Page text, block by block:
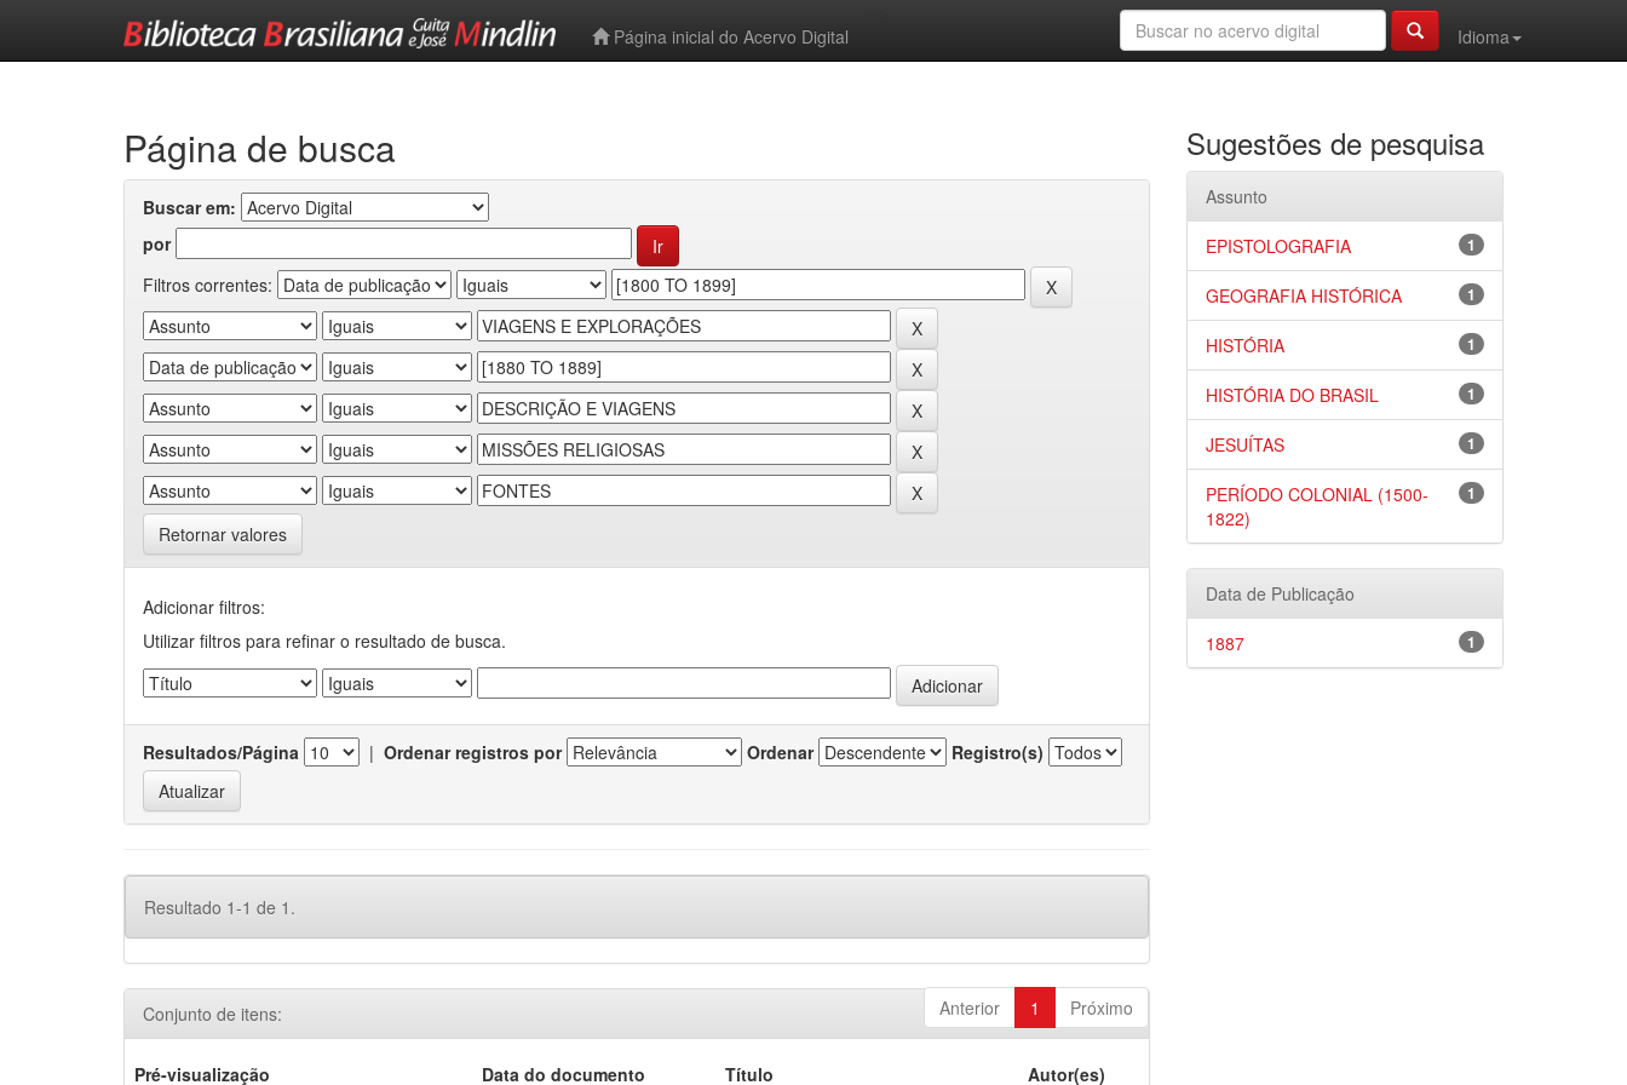
Página inicial do Acervo Digital
Idioma
Página de busca
Buscar em:
por
Filtros correntes:
Retornar valores
Adicionar filtros:
Utilizar filtros para refinar o resultado de busca.
Resultados/Página | Ordenar registros por Ordenar Registro(s)
Resultado 1-1 de 1.
Anterior 1 Próximo
Conjunto de itens:
Pré-visualização Data do documento Título Autor(es)
Sugestões de pesquisa
Assunto
1
EPISTOLOGRAFIA
1
GEOGRAFIA HISTÓRICA
1
HISTÓRIA
1
HISTÓRIA DO BRASIL
1
JESUÍTAS
1
PERÍODO COLONIAL (1500-
1822)
Data de Publicação
1
1887